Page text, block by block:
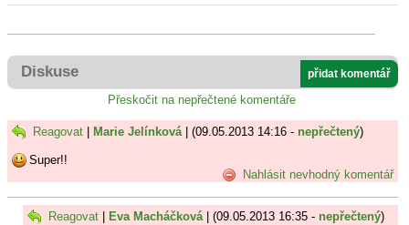
Diskuse přidat komentář
Přeskočit na nepřečtené komentáře
Reagovat Marie Jelínková| (09.05.2013 14:16 - nepřečtený)
Super!!
Nahlásit nevhodný komentář
Reagovat Eva Macháčková| (09.05.2013 16:35 - nepřečtený)